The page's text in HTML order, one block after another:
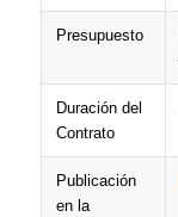
Presupuesto
Duración del
Contrato
Publicación
en la